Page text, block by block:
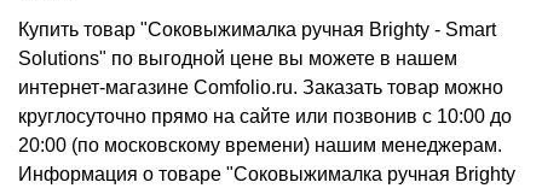
Купить товар "Соковыжималка ручная Brighty - Smart
Solutions" по выгодной цене вы можете в нашем
интернет-магазине Comfolio.ru. Заказать товар можно
круглосуточно прямо на сайте или позвонив с 10:00 до
20:00 (по московскому времени) нашим менеджерам.
Информация о товаре "Соковыжималка ручная Brighty